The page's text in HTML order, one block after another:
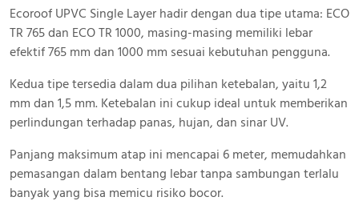
Ecoroof UPVC Single Layer hadir dengan dua tipe utama: ECO
TR 765 dan ECO TR 1000, masing-masing memiliki lebar
efektif 765 mm dan 1000 mm sesuai kebutuhan pengguna.
Kedua tipe tersedia dalam dua pilihan ketebalan, yaitu 1,2
mm dan 1,5 mm. Ketebalan ini cukup ideal untuk memberikan
perlindungan terhadap panas, hujan, dan sinar UV.
Panjang maksimum atap ini mencapai 6 meter, memudahkan
pemasangan dalam bentang lebar tanpa sambungan terlalu
banyak yang bisa memicu risiko bocor.